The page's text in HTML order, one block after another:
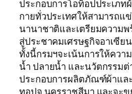
ประกอบการโอท็อปประเภท
กายทั่วประเทศให้สามารถแ
นานาชาติและเตรียมความพ
สู่ประชาคมเศรษฐกิจอาเซีย
ทั้งนี้กรมฯจะเน้นการให้ควา
น้ำ ปลายน้ำ และนวัตกรรม
ประกอบการผลิตภัณฑ์ผ้าแล